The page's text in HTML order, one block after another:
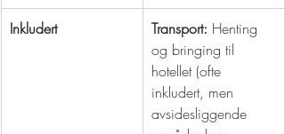
Inkludert
Transport: Henting
og bringing til
hotellet (ofte
inkludert, men
avsidesliggende